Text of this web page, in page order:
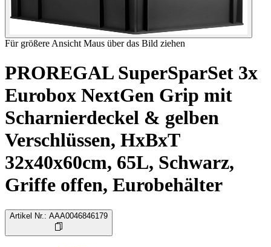
Für größere Ansicht Maus über das Bild ziehen
PROREGAL SuperSparSet 3x
Eurobox NextGen Grip mit
Scharnierdeckel & gelben
Verschlüssen, HxBxT
32x40x60cm, 65L, Schwarz,
Griffe offen, Eurobehälter
Artikel Nr. : AAA0046846179